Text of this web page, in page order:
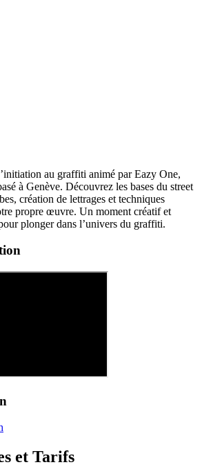
au graffiti animé par Eazy One,
à Genève. Découvrez les bases du street
création de lettrages et techniques
propre œuvre. Un moment créatif et
plonger dans l’univers du graffiti.
et Tarifs